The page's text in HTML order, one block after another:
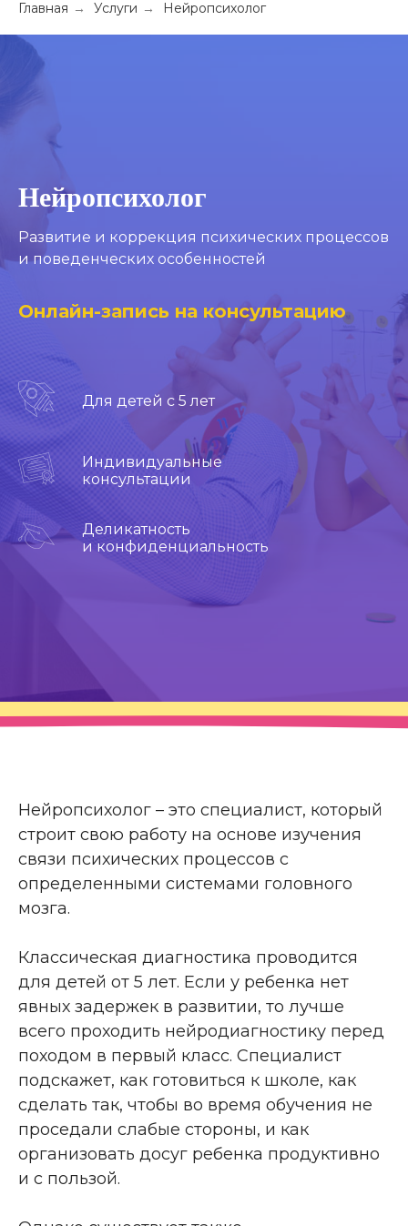
Главная → Услуги → Нейропсихолог
Нейропсихолог
Развитие и коррекция психических процессов
и поведенческих особенностей
Онлайн-запись на консультацию
Для детей с 5 лет
Индивидуальные
консультации
Деликатность
и конфиденциальность
Нейропсихолог – это специалист, который
строит свою работу на основе изучения
связи психических процессов с
определенными системами головного
мозга.
Классическая диагностика проводится
для детей от 5 лет. Если у ребенка нет
явных задержек в развитии, то лучше
всего проходить нейродиагностику перед
походом в первый класс. Специалист
подскажет, как готовиться к школе, как
сделать так, чтобы во время обучения не
проседали слабые стороны, и как
организовать досуг ребенка продуктивно
и с пользой.